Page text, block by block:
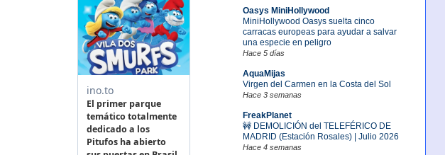
Oasys MiniHollywood
MiniHollywood Oasys suelta cinco
carracas europeas para ayudar a salvar
una especie en peligro
Hace 5 días
AquaMijas
Virgen del Carmen en la Costa del Sol
Hace 3 semanas
FreakPlanet
🚧 DEMOLICIÓN del TELEFÉRICO DE
MADRID (Estación Rosales) | Julio 2026
Hace 4 semanas